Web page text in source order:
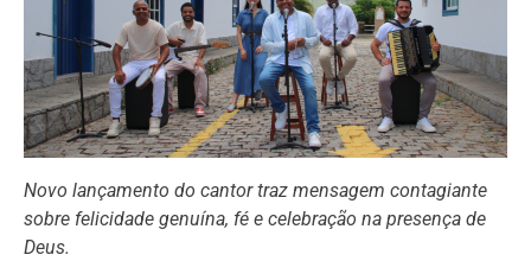
Novo lançamento do cantor traz mensagem contagiante
sobre felicidade genuína, fé e celebração na presença de
Deus.